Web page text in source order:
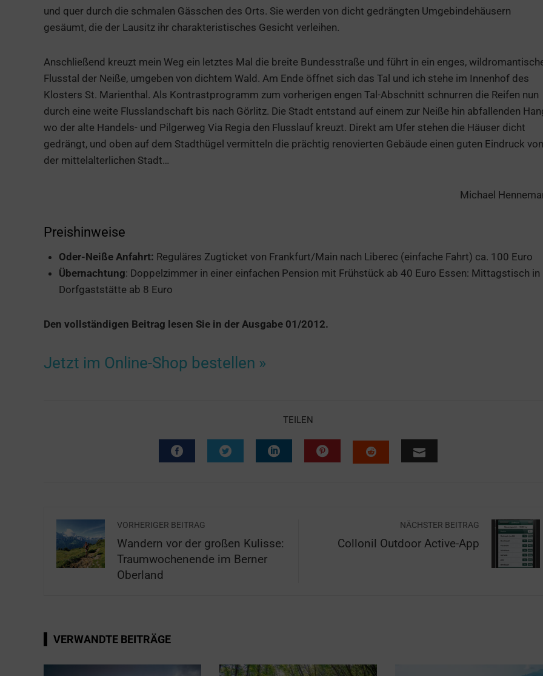
und quer durch die schmalen Gässchen des Orts. Sie werden von dicht gedrängten Umgebindehäusern
gesäumt, die der Lausitz ihr charakteristisches Gesicht verleihen.
Anschließend kreuzt mein Weg ein letztes Mal die breite Bundesstraße und führt in ein enges,
Flusstal der Neiße, umgeben von dichtem Wald. Am Ende öffnet sich das Tal und ich stehe im Innenhof des
Klosters St. Marienthal. Als Kontrastprogramm zum vorherigen engen Tal-Abschnitt schnurren die Reifen nun
durch eine weite Flusslandschaft bis nach Görlitz. Die Stadt entstand auf einem zur Neiße hin abfallenden
wo der alte Handels- und Pilgerweg Via Regia den Flusslauf kreuzt. Direkt am Ufer stehen die Häuser dicht
gedrängt, und oben auf dem Stadthügel vermitteln die prächtig renovierten Gebäude einen guten Eindruck von
der mittelalterlichen Stadt…
Michael
Preishinweise
Oder-Neiße Anfahrt: Reguläres Zugticket von Frankfurt/Main nach Liberec (einfache Fahrt) ca. 100 Euro
Übernachtung: Doppelzimmer in einer einfachen Pension mit Frühstück ab 40 Euro Essen: Mittagstisch in
Dorfgaststätte ab 8 Euro
Den vollständigen Beitrag lesen Sie in der Ausgabe 01/2012.
Jetzt im Online-Shop bestellen »
TEILEN
VORHERIGER BEITRAG
Wandern vor der großen Kulisse:
Traumwochenende im Berner
Oberland
NÄCHSTER BEITRAG
Collonil Outdoor Active-App
VERWANDTE BEITRÄGE